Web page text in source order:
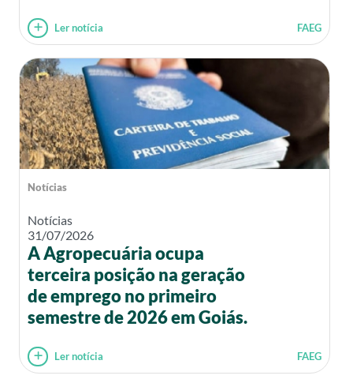
Ler notícia FAEG
Notícias
Notícias
31/07/2026
A Agropecuária ocupa
terceira posição na geração
de emprego no primeiro
semestre de 2026 em Goiás.
Ler notícia FAEG